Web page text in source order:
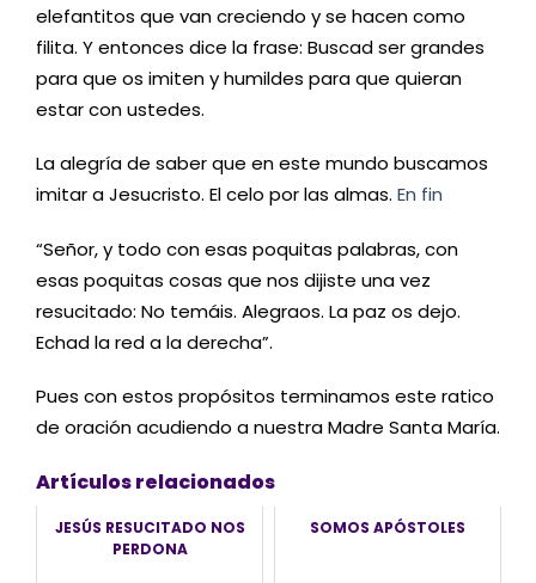
elefantitos que van creciendo y se hacen como
filita. Y entonces dice la frase: Buscad ser grandes
para que os imiten y humildes para que quieran
estar con ustedes.
La alegría de saber que en este mundo buscamos
imitar a Jesucristo. El celo por las almas. En fin
“Señor, y todo con esas poquitas palabras, con
esas poquitas cosas que nos dijiste una vez
resucitado: No temáis. Alegraos. La paz os dejo.
Echad la red a la derecha”.
Pues con estos propósitos terminamos este ratico
de oración acudiendo a nuestra Madre Santa María.
Artículos relacionados
JESÚS RESUCITADO NOS
PERDONA
SOMOS APÓSTOLES